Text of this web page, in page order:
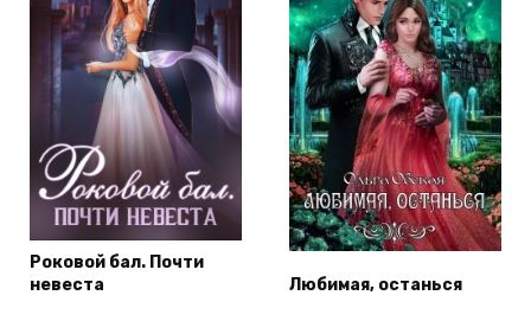
Роковой бал. Почти
невеста
Любимая, останься